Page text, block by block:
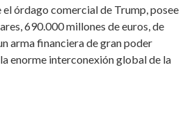
órdago comercial de Trump, posee
690.000 millones de euros, de
arma financiera de gran poder
enorme interconexión global de la